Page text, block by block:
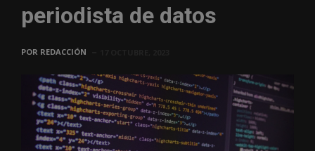
periodista de datos
POR REDACCIÓN